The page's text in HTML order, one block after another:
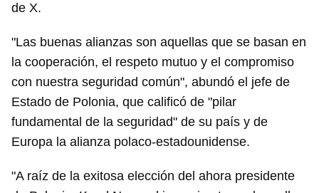
de X.
"Las buenas alianzas son aquellas que se basan en
la cooperación, el respeto mutuo y el compromiso
con nuestra seguridad común", abundó el jefe de
Estado de Polonia, que calificó de "pilar
fundamental de la seguridad" de su país y de
Europa la alianza polaco-estadounidense.
"A raíz de la exitosa elección del ahora presidente